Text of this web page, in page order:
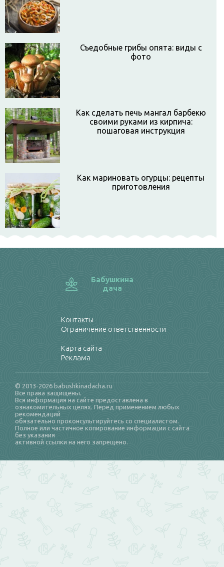
Съедобные грибы опята: виды с
фото
Как сделать печь мангал барбекю
своими руками из кирпича:
пошаговая инструкция
Как мариновать огурцы: рецепты
приготовления
Бабушкина
дача
Контакты
Ограничение ответственности
Карта сайта
Реклама
© 2013-2026 babushkinadacha.ru
Все права защищены.
Вся информация на сайте предоставлена в
ознакомительных целях. Перед применением любых
рекомендаций
обязательно проконсультируйтесь со специалистом.
Полное или частичное копирование информации с сайта
без указания
активной ссылки на него запрещено.